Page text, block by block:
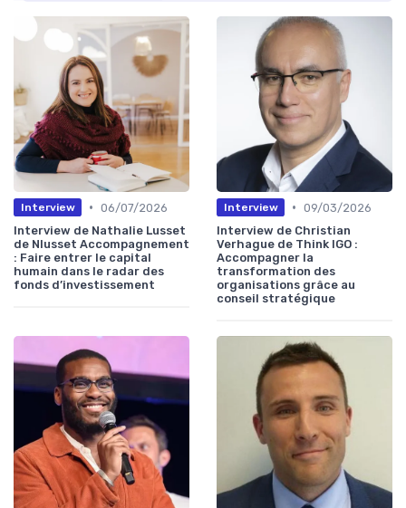
Interview • 06/07/2026
Interview de Nathalie Lusset
de Nlusset Accompagnement
: Faire entrer le capital
humain dans le radar des
fonds d’investissement
Interview • 09/03/2026
Interview de Christian
Verhague de Think IGO :
Accompagner la
transformation des
organisations grâce au
conseil stratégique